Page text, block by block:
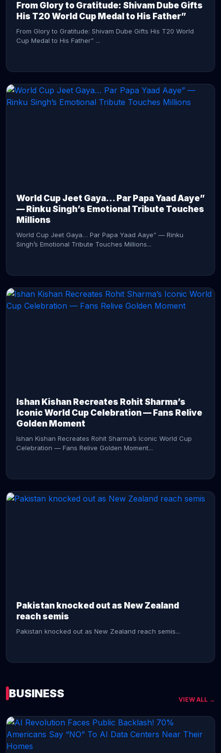
From Glory to Gratitude: Shivam Dube Gifts
His T20 World Cup Medal to His Father”
From Glory to Gratitude: Shivam Dube Gifts His T20 World
Cup Medal to His Father” ...
World Cup Jeet Gaya… Par Papa Yaad Aaye”
— Rinku Singh’s Emotional Tribute Touches
Millions
World Cup Jeet Gaya… Par Papa Yaad Aaye” — Rinku
Singh’s Emotional Tribute Touches Millions...
Ishan Kishan Recreates Rohit Sharma’s
Iconic World Cup Celebration — Fans Relive
Golden Moment
Ishan Kishan Recreates Rohit Sharma’s Iconic World Cup
Celebration — Fans Relive Golden Moment...
Pakistan knocked out as New Zealand
reach semis
Pakistan knocked out as New Zealand reach semis...
CONTINUE READING →
BUSINESS VIEW ALL →